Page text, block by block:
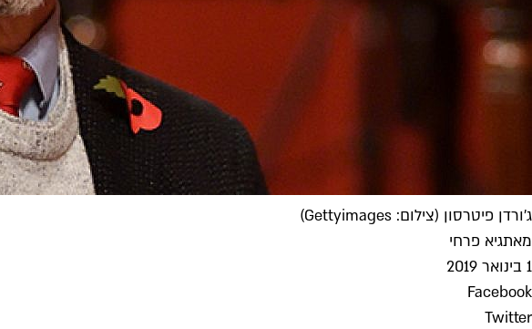
ג'ורדן פיטרסון (צילום: Gettyimages)
מאתגיא פרחי
1 בינואר 2019
Facebook
Twitter